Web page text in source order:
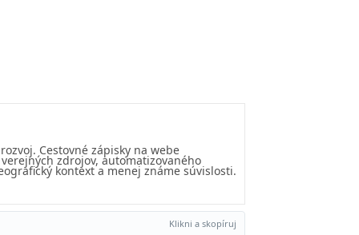
Cestovné zápisky na webe
zdrojov, automatizovaného
kontext a menej známe súvislosti.
Klikni a skopíruj